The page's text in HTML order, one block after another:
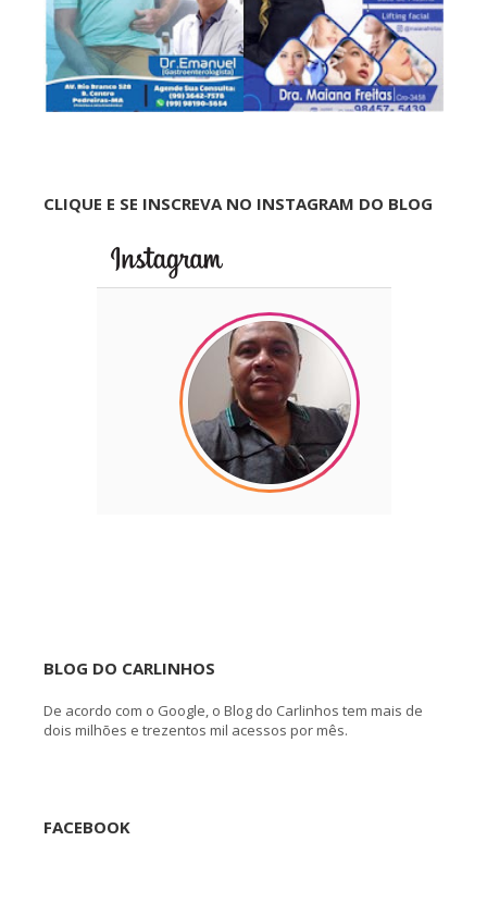
CLIQUE E SE INSCREVA NO INSTAGRAM DO BLOG
BLOG DO CARLINHOS
De acordo com o Google, o Blog do Carlinhos tem mais de
dois milhões e trezentos mil acessos por mês.
FACEBOOK